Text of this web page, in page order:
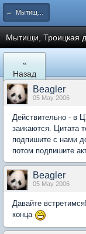
← Мытищи, Троицкая д.5
Мытищи, Троицкая
«
Назад
Beagler
05 May 2006
Действительно - в
заикаются. Цитата
подпишите с нами
потом подпишите
Beagler
05 May 2006
Давайте
конца